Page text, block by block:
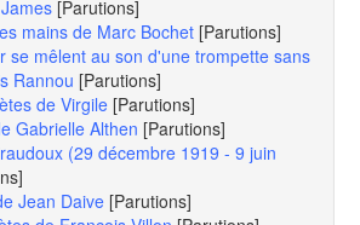
[Parutions]
mains de Marc Bochet [Parutions]
se mêlent au son d'une trompette sans
Rannou [Parutions]
de Virgile [Parutions]
Gabrielle Althen [Parutions]
(29 décembre 1919 - 9 juin
Jean Daive [Parutions]